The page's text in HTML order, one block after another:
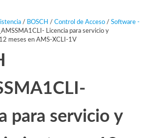
/ BOSCH / Control de Acceso/ Software -
Licencia para servicio y
meses en AMS-XCLI-1V
para servicio y